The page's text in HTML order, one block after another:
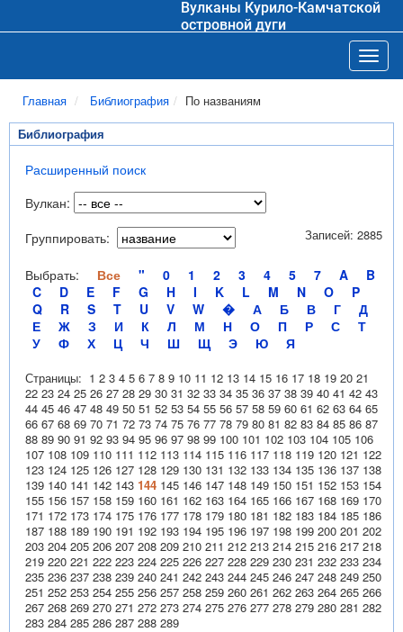
Вулканы Курило-Камчатской
островной дуги
Главная Библиография По названиям
Библиография
Расширенный поиск
Вулкан:
Группировать:
Выбрать: Все " 0 1 2 3 4 5 7 A
B
C
D E F G H I K L M N O
P
Q
R S T U V W � А Б В Г
Д
Е
Ж З И К Л М Н О П Р С
Т
У
Ф Х Ц Ч Ш Щ Э Ю Я
Записей: 2885
Страницы: 1 2 3 4 5 6 7 8 9 10 11 12 13 14 15 16 17 18 19 20 21
22 23 24 25 26 27 28 29 30 31 32 33 34 35 36 37 38 39 40 41 42 43
44 45 46 47 48 49 50 51 52 53 54 55 56 57 58 59 60 61 62 63 64 65
66 67 68 69 70 71 72 73 74 75 76 77 78 79 80 81 82 83 84 85 86 87
88 89 90 91 92 93 94 95 96 97 98 99 100 101 102 103 104 105 106
107 108 109 110 111 112 113 114 115 116 117 118 119 120 121 122
123 124 125 126 127 128 129 130 131 132 133 134 135 136 137 138
139 140 141 142 143 144 145 146 147 148 149 150 151 152 153 154
155 156 157 158 159 160 161 162 163 164 165 166 167 168 169 170
171 172 173 174 175 176 177 178 179 180 181 182 183 184 185 186
187 188 189 190 191 192 193 194 195 196 197 198 199 200 201 202
203 204 205 206 207 208 209 210 211 212 213 214 215 216 217 218
219 220 221 222 223 224 225 226 227 228 229 230 231 232 233 234
235 236 237 238 239 240 241 242 243 244 245 246 247 248 249 250
251 252 253 254 255 256 257 258 259 260 261 262 263 264 265 266
267 268 269 270 271 272 273 274 275 276 277 278 279 280 281 282
283 284 285 286 287 288 289